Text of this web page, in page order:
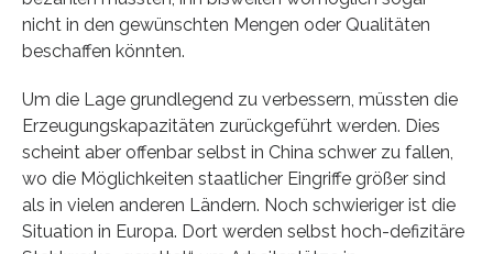
nicht in den gewünschten Mengen oder Qualitäten
beschaffen könnten.
Um die Lage grundlegend zu verbessern, müssten die
Erzeugungskapazitäten zurückgeführt werden. Dies
scheint aber offenbar selbst in China schwer zu fallen,
wo die Möglichkeiten staatlicher Eingriffe größer sind
als in vielen anderen Ländern. Noch schwieriger ist die
Situation in Europa. Dort werden selbst hoch-defizitäre